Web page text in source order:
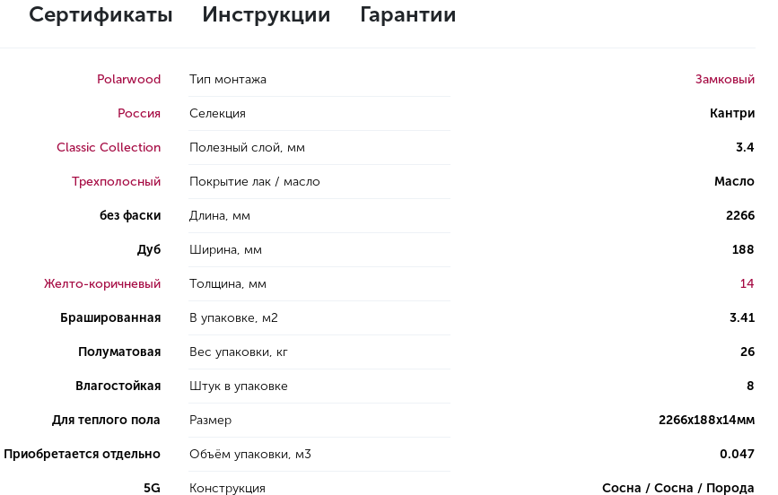
Сертификаты Инструкции Гарантии
Polarwood
Россия
Classic Collection
Трехполосный
без фаски
Дуб
Желто-коричневый
Брашированная
Полуматовая
Влагостойкая
Для теплого пола
Приобретается отдельно
5G
Тип монтажа Замковый
Селекция Кантри
Полезный слой, мм 3.4
Покрытие лак / масло Масло
Длина, мм 2266
Ширина, мм 188
Толщина, мм 14
В упаковке, м2 3.41
Вес упаковки, кг 26
Штук в упаковке 8
Размер 2266х188х14мм
Объём упаковки, м3 0.047
Конструкция Сосна / Сосна / Порода